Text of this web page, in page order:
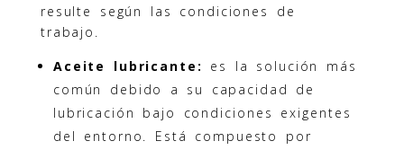
resulte según las condiciones de
trabajo.
Aceite lubricante: es la solución más
común debido a su capacidad de
lubricación bajo condiciones exigentes
del entorno. Está compuesto por